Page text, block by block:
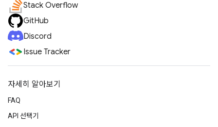
Stack Overflow
GitHub
Discord
Issue Tracker
자세히 알아보기
FAQ
API 선택기